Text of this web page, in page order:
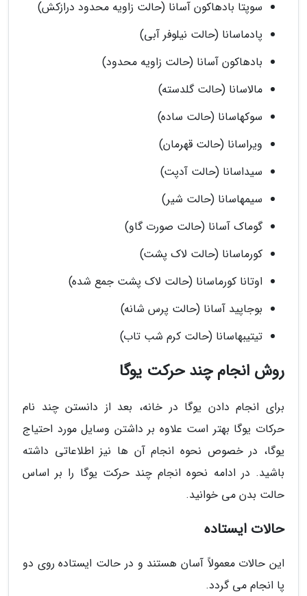
سوپتا بادهاکون آسانا (حالت زاویه محدود درازکش)
پادماسانا (حالت نیلوفر آبی)
بادهاکون آسانا (حالت زاویه محدود)
مالاسانا (حالت گلدسته)
سوکهاسانا (حالت ساده)
ویراسانا (حالت قهرمان)
سیداسانا (حالت آدپت)
سیمهاسانا (حالت شیر)
گوماک آسانا (حالت صورت گاو)
کورماسانا (حالت لاک پشت)
اوتانا کورماسانا (حالت لاک پشت جمع شده)
بوجاپید آسانا (حالت پرس شانه)
تیتیبهاسانا (حالت کرم شب تاب)
روش انجام چند حرکت یوگا
برای انجام دادن یوگا در خانه، بعد از دانستن چند نام
حرکات یوگا بهتر است علاوه بر داشتن وسایل مورد احتیاج
یوگا، در خصوص نحوه انجام آن ها نیز اطلاعاتی داشته
باشید. در ادامه نحوه انجام چند حرکت یوگا را بر اساس
حالت بدن می خوانید.
حالات ایستاده
این حالات معمولاً آسان هستند و در حالت ایستاده روی دو
پا انجام می گردد.